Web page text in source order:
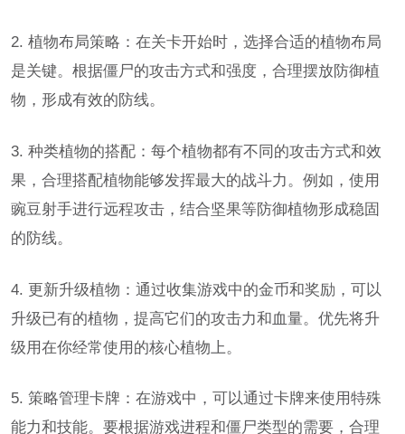
2. 植物布局策略：在关卡开始时，选择合适的植物布局
是关键。根据僵尸的攻击方式和强度，合理摆放防御植
物，形成有效的防线。
3. 种类植物的搭配：每个植物都有不同的攻击方式和效
果，合理搭配植物能够发挥最大的战斗力。例如，使用
豌豆射手进行远程攻击，结合坚果等防御植物形成稳固
的防线。
4. 更新升级植物：通过收集游戏中的金币和奖励，可以
升级已有的植物，提高它们的攻击力和血量。优先将升
级用在你经常使用的核心植物上。
5. 策略管理卡牌：在游戏中，可以通过卡牌来使用特殊
能力和技能。要根据游戏进程和僵尸类型的需要，合理